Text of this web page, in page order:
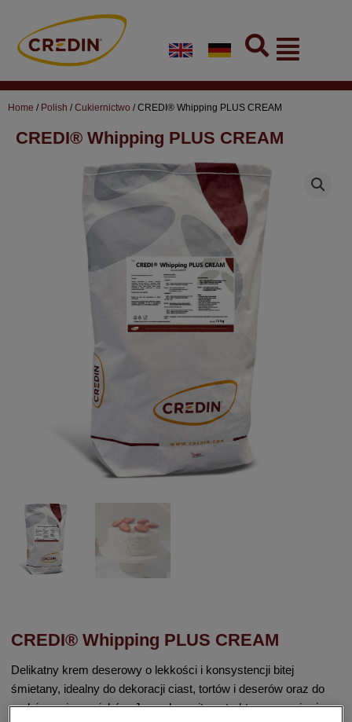
content
Flyout
Menu
Home / Polish /Cukiernictwo / CREDI® Whipping PLUS CREAM
CREDI® Whipping PLUS CREAM
CREDI® Whipping PLUS CREAM
Delikatny krem deserowy o lekkości i konsystencji bitej
śmietany, idealny do dekoracji ciast, tortów i deserów oraz do
nadziewania wypieków. Jego aksamitna struktura sprawia, że